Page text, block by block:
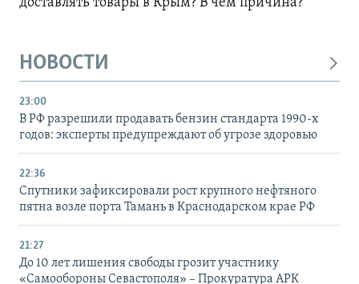
доставлять товары в Крым? В чем причина?
НОВОСТИ
23:00
В РФ разрешили продавать бензин стандарта 1990-х
годов: эксперты предупреждают об угрозе здоровью
22:36
Спутники зафиксировали рост крупного нефтяного
пятна возле порта Тамань в Краснодарском крае РФ
21:27
До 10 лет лишения свободы грозит участнику
«Самообороны Севастополя» – Прокуратура АРК